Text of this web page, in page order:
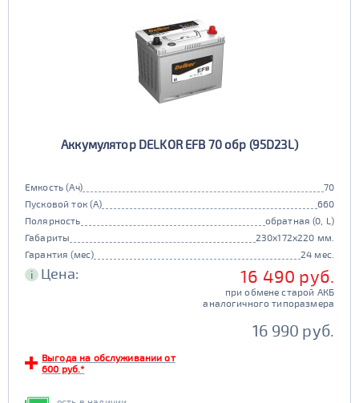
Аккумулятор DELKOR EFB 70 обр (95D23L)
Емкость (Ач)
70
Пусковой ток (А)
660
Полярность
обратная (0, L)
Габариты
230x172x220 мм.
Гарантия (мес)
24 мес.
i Цена: 16 490 руб.
при обмене старой АКБ
аналогичного типоразмера
16 990 руб.
Выгода на обслуживании от
600 руб.*